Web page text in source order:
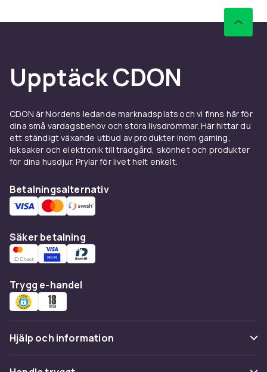
Upptäck CDON
CDON är Nordens ledande marknadsplats och vi finns här för
dina små vardagsbehov och stora livsdrömmar. Här hittar du
ett ständigt växande utbud av produkter inom gaming,
leksaker och elektronik till trädgård, skönhet och produkter
för dina husdjur. Prylar för livet helt enkelt.
Betalningsalternativ
Säker betalning
Trygg e-handel
Hjälp och information
Vanliga frågor